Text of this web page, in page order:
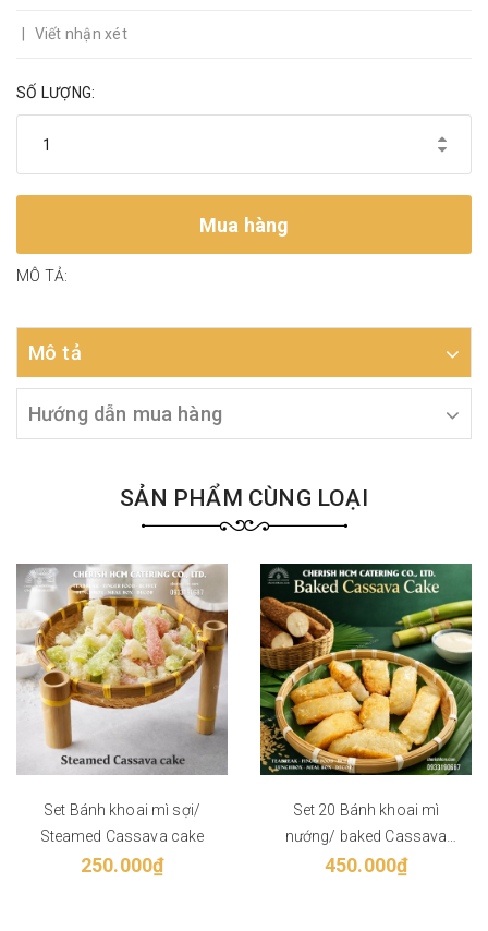
Viết nhận xét
SỐ LƯỢNG:
Mua hàng
MÔ TẢ:
Mô tả
Hướng dẫn mua hàng
SẢN PHẨM CÙNG LOẠI
Set Bánh khoai mì sợi/
Steamed Cassava cake
250.000₫
Set 20 Bánh khoai mì
nướng/ baked Cassava
cake
450.000₫